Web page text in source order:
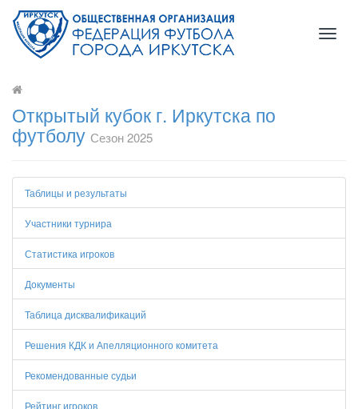
Открытый кубок г. Иркутска по
футболу Сезон 2025
Таблицы и результаты
Участники турнира
Статистика игроков
Документы
Таблица дисквалификаций
Решения КДК и Апелляционного комитета
Рекомендованные судьи
Рейтинг игроков